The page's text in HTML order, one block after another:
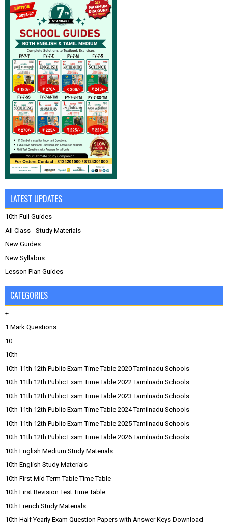
LATEST UPDATES
10th Full Guides
All Class - Study Materials
New Guides
New Syllabus
Lesson Plan Guides
CATEGORIES
+
1 Mark Questions
10
10th
10th 11th 12th Public Exam Time Table 2020 Tamilnadu Schools
10th 11th 12th Public Exam Time Table 2022 Tamilnadu Schools
10th 11th 12th Public Exam Time Table 2023 Tamilnadu Schools
10th 11th 12th Public Exam Time Table 2024 Tamilnadu Schools
10th 11th 12th Public Exam Time Table 2025 Tamilnadu Schools
10th 11th 12th Public Exam Time Table 2026 Tamilnadu Schools
10th English Medium Study Materials
10th English Study Materials
10th First Mid Term Table Time Table
10th First Revision Test Time Table
10th French Study Materials
10th Half Yearly Exam Question Papers with Answer Keys Download